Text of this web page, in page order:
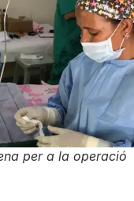
per a la operació